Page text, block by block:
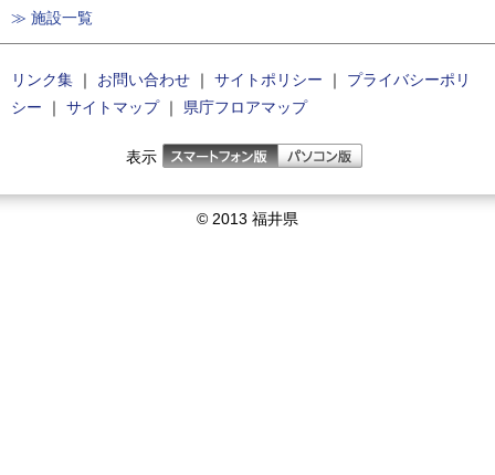
≫ 施設一覧
リンク集 ｜ お問い合わせ ｜ サイトポリシー ｜
プライバシーポリ
シー ｜ サイトマップ｜ 県庁フロアマップ
表示
© 2013 福井県